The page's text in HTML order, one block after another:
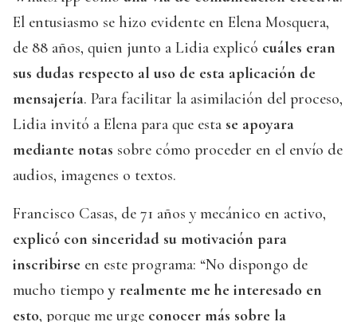
El entusiasmo se hizo evidente en Elena Mosquera,
de 88 años, quien junto a Lidia explicó cuáles eran
sus dudas respecto al uso de esta aplicación de
mensajería. Para facilitar la asimilación del proceso,
Lidia invitó a Elena para que esta se apoyara
mediante notas sobre cómo proceder en el envío de
audios, imagenes o textos.
Francisco Casas, de 71 años y mecánico en activo,
explicó con sinceridad su motivación para
inscribirse en este programa: “No dispongo de
mucho tiempoy realmente me he interesado en
esto, porque me urge conocer más sobre la